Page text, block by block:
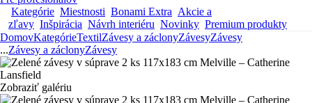
Kategórie Miestnosti Bonami Extra Akcie a
zľavy Inšpirácia Návrh interiéru Novinky Premium produkty
DomovKategórieTextilZávesy a záclonyZávesyZávesy
...Závesy a záclonyZávesy
Zobraziť galériu